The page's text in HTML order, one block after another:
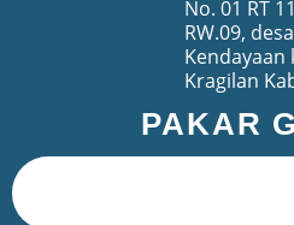
No. 01 RT 11
RW.09, desa
Kendayaan
Kragilan
PAKAR